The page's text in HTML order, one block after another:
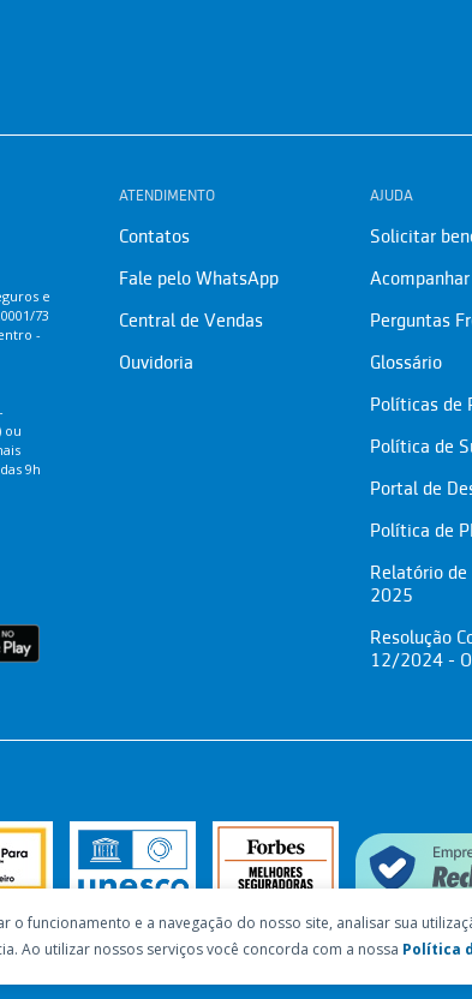
e
73
-
ou
9h
ATENDIMENTO
Contatos
Fale pelo WhatsApp
Central de Vendas
Ouvidoria
AJUDA
Solicitar
Perguntas
Glossário
Políticas de
Política de
Portal de
Política de
Relatório
2025
Resolução
12/2024 -
o funcionamento e a navegação do nosso site, analisar sua
Ao utilizar nossos serviços você concorda com a nossa Política